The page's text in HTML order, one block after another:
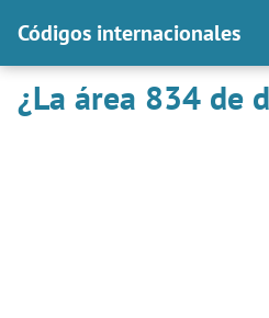
Códigos internacionales
¿La área 834 de